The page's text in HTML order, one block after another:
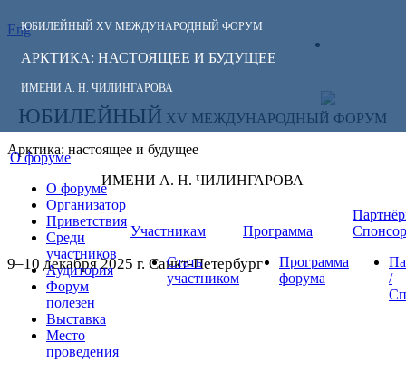
ЮБИЛЕЙНЫЙ XV МЕЖДУНАРОДНЫЙ ФОРУМ
АРКТИКА: НАСТОЯЩЕЕ И БУДУЩЕЕ
ИМЕНИ А. Н. ЧИЛИНГАРОВА
Eng
СЛЕДИТЕ ЗА
НОВОСТЯМИ
ФОРУМА:
ЮБИЛЕЙНЫЙ XV МЕЖДУНАРОДНЫЙ ФОРУМ
Арктика: настоящее и будущее
ИМЕНИ А. Н. ЧИЛИНГАРОВА
9–10 декабря 2025 г. Санкт-Петербург
О форуме
О форуме
Организатор
Приветствия
Среди
участников
Аудитория
Форум
полезен
Выставка
Место
проведения
Участникам
Стать
участником
Программа
Программа
форума
/